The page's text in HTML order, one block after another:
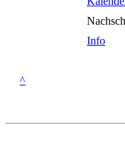
Info
^